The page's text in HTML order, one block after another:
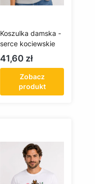
Koszulka damska -
serce kociewskie
Cena
41,60 zł
Zobacz
produkt